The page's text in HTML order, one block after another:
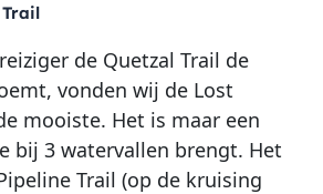
de Quetzal Trail de
vonden wij de Lost
mooiste. Het is maar een
bij 3 watervallen brengt. Het
Trail (op de kruising